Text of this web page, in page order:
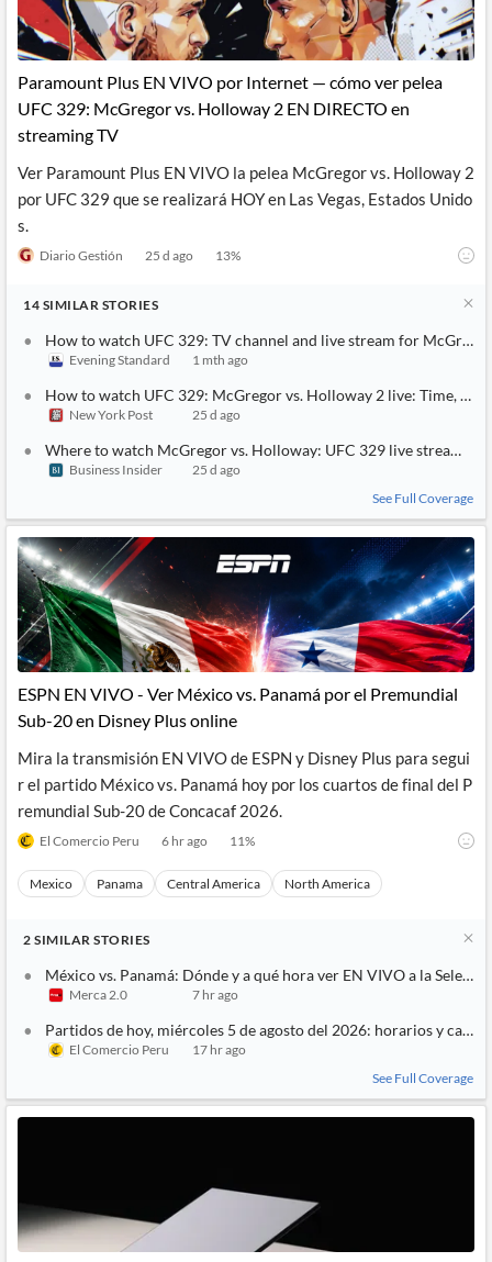
Paramount Plus EN VIVO por Internet — cómo ver pelea
UFC 329: McGregor vs. Holloway 2 EN DIRECTO en
streaming TV
Ver Paramount Plus EN VIVO la pelea McGregor vs. Holloway 2
por UFC 329 que se realizará HOY en Las Vegas, Estados Unido
s.
Diario Gestión 25 d ago 13%
14 SIMILAR STORIES
How to watch UFC 329: TV channel and live stream for
Evening Standard 1 mth ago
How to watch UFC 329: McGregor vs. Holloway 2 live: Time, full
New York Post 25 d ago
Where to watch McGregor vs. Holloway: UFC 329 live streams,
Business Insider
25 d ago
See Full Coverage
ESPN EN VIVO - Ver México vs. Panamá por el Premundial
Sub-20 en Disney Plus online
Mira la transmisión EN VIVO de ESPN y Disney Plus para segui
r el partido México vs. Panamá hoy por los cuartos de final del P
remundial Sub-20 de Concacaf 2026.
El Comercio Peru 6 hr ago 11%
Mexico Panama Central America North America
2 SIMILAR STORIES
México vs. Panamá: Dónde y a qué hora ver EN VIVO a la
Merca 2.0 7 hr ago
Partidos de hoy, miércoles 5 de agosto del 2026: horarios y
El Comercio Peru
17 hr ago
See Full Coverage